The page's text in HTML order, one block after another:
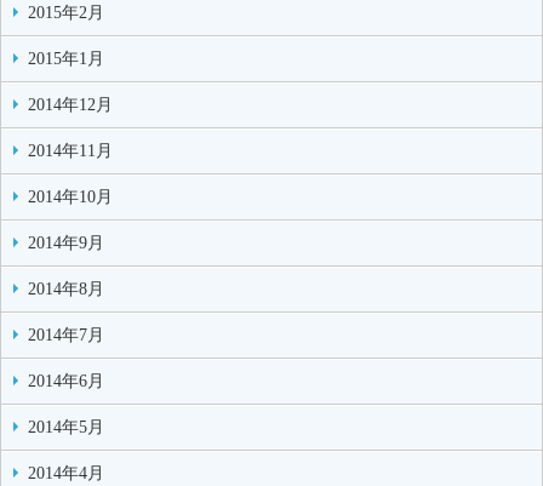
2015年2月
2015年1月
2014年12月
2014年11月
2014年10月
2014年9月
2014年8月
2014年7月
2014年6月
2014年5月
2014年4月